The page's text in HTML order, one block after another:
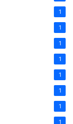
1
1
1
1
1
1
1
1